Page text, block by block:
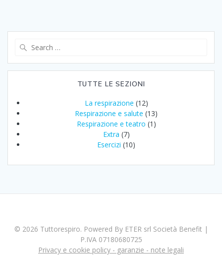
TUTTE LE SEZIONI
La respirazione (12)
Respirazione e salute (13)
Respirazione e teatro (1)
Extra (7)
Esercizi (10)
© 2026 Tuttorespiro. Powered By ETER srl Società Benefit |
P.IVA 07180680725
Privacy e cookie policy - garanzie - note legali